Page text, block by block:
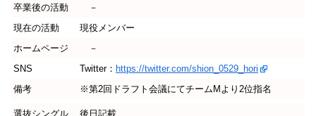
卒業後の活動
－
現在の活動
現役メンバー
ホームページ
－
SNS
Twitter： https://twitter.com/shion_0529_hori
備考
※第2回ドラフト会議にてチームMより2位指名
選抜シングル
後日記載